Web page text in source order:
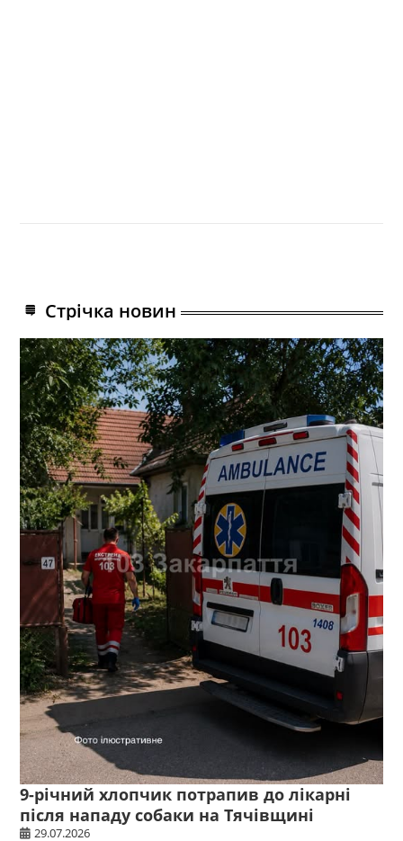
Стрічка новин
9-річний хлопчик потрапив до лікарні
після нападу собаки на Тячівщині
29.07.2026